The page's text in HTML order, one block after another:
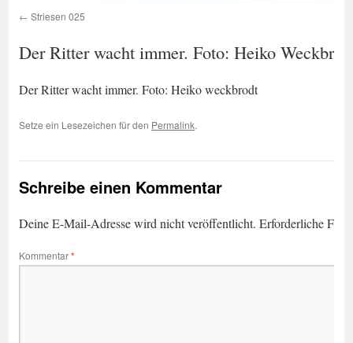
Striesen 025
Der Ritter wacht immer. Foto: Heiko
Der Ritter wacht immer. Foto: Heiko weckbrodt
Setze ein Lesezeichen für den Permalink.
Schreibe einen Kommentar
Deine E-Mail-Adresse wird nicht veröffentlicht. Erforderliche
Kommentar*